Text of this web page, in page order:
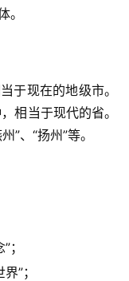
。
现在的地级市。
相当于现代的省。
”、“扬州”等。
；
”；